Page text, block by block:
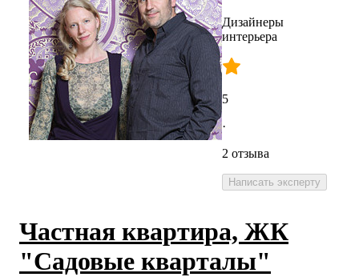
Дизайнеры
интерьера
5
·
2 отзыва
Написать эксперту
Частная квартира, ЖК
"Садовые кварталы"